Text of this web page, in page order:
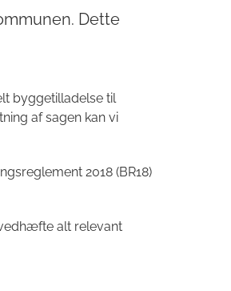
Dette
byggetilladelse til
af sagen kan vi
2018 (BR18)
alt relevant